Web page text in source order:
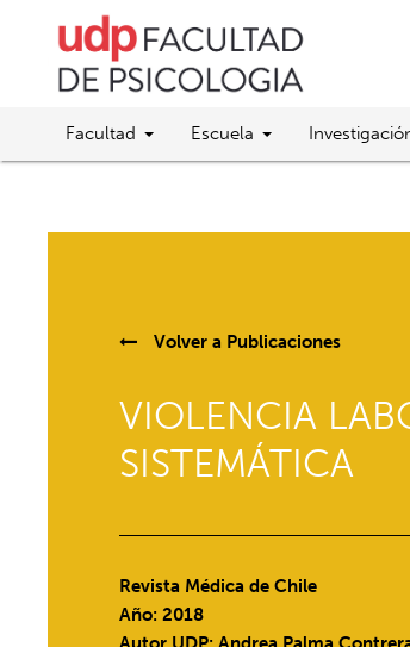
Facultad Escuela
Volver a Publicaciones
VIOLENCIA
SISTEMÁTICA
Revista Médica de Chile
Año: 2018